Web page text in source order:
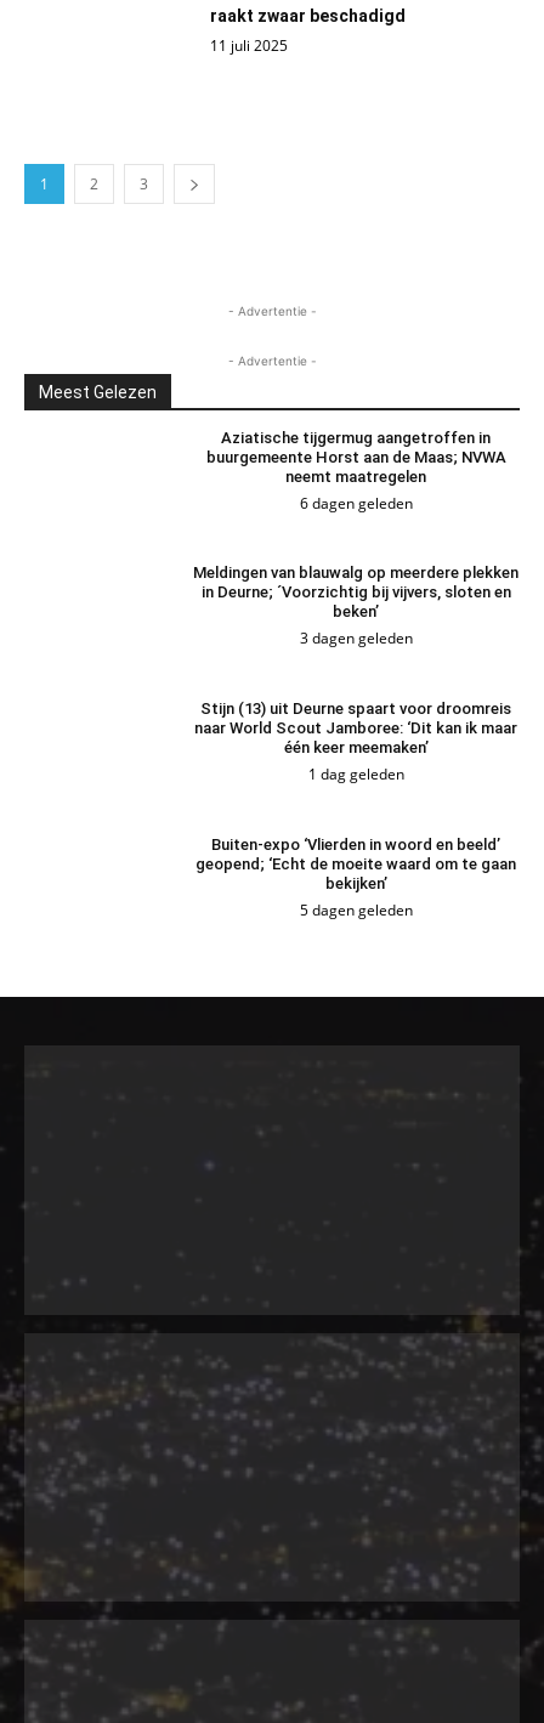
raakt zwaar beschadigd
11 juli 2025
1 2 3
- Advertentie -
- Advertentie -
Meest Gelezen
Aziatische tijgermug aangetroffen in
buurgemeente Horst aan de Maas; NVWA
neemt maatregelen
6 dagen geleden
Meldingen van blauwalg op meerdere plekken
in Deurne; ´Voorzichtig bij vijvers, sloten en
beken’
3 dagen geleden
Stijn (13) uit Deurne spaart voor droomreis
naar World Scout Jamboree: ‘Dit kan ik maar
één keer meemaken’
1 dag geleden
Buiten-expo ‘Vlierden in woord en beeld’
geopend; ‘Echt de moeite waard om te gaan
bekijken’
5 dagen geleden